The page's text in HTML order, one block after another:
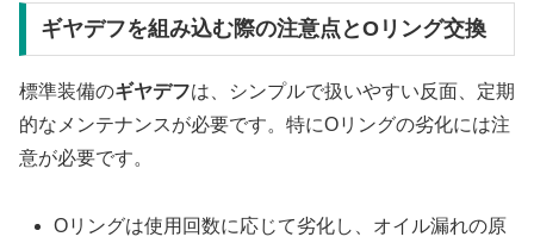
ギヤデフを組み込む際の注意点とOリング交換
標準装備のギヤデフは、シンプルで扱いやすい反面、定期
的なメンテナンスが必要です。特にOリングの劣化には注
意が必要です。
Oリングは使用回数に応じて劣化し、オイル漏れの原